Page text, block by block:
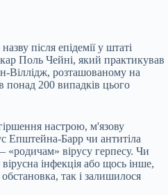
після епідемії у штаті
Поль Чейні, який практикував
Віллідж, розташованому на
понад 200 випадків цього
настрою, м'язову
Епштейна-Барр чи антитіла
«родичам» вірусу герпесу. Чи
інфекція або щось інше,
так і залишилося